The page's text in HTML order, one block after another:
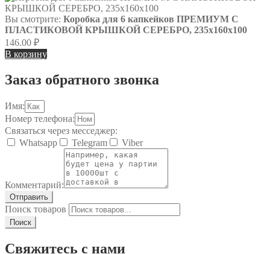
Вы смотрите: Коробка для 6 капкейков ПРЕМИУМ С
ПЛАСТИКОВОЙ КРЫШКОЙ СЕРЕБРО, 235х160х100
146.00 ₽
В корзину
Заказ обратного звонка
Имя:
Номер телефона:
Связаться через месседжер:
Whatsapp
Telegram Viber
Комментарий:
Отправить
Поиск товаров
Поиск
Свяжитесь с нами